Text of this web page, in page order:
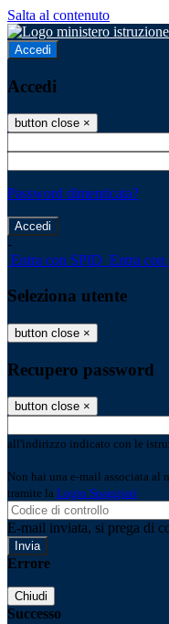
Salta al contenuto
Accedi
Accedi
button close ×
Password dimenticata?
-
Entra con SPID Entra con
Seleziona utente
button close ×
Recupero password
button close ×
all'indirizzo indicato con le
Non hai una e-mail associata al
tramite la Login Spaggiari
E-mail inviata, si prega di
Errore
Chiudi
Successo